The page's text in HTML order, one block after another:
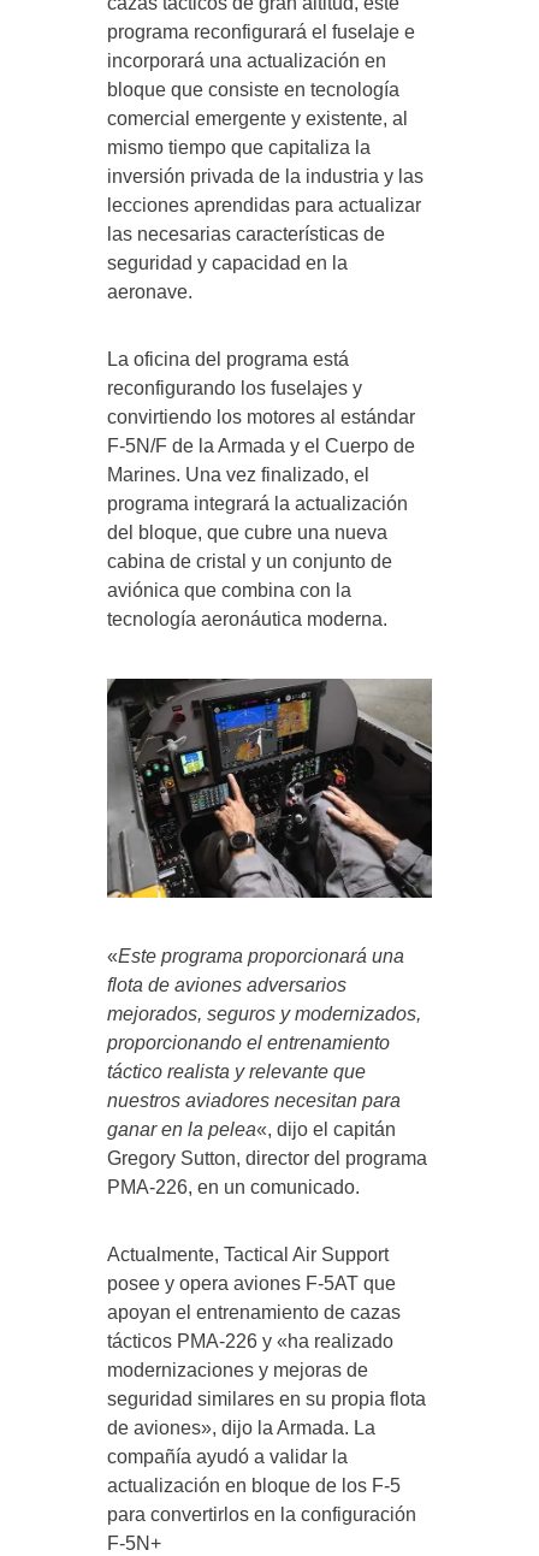
programa reconfigurará el fuselaje e
incorporará una actualización en
bloque que consiste en tecnología
comercial emergente y existente, al
mismo tiempo que capitaliza la
inversión privada de la industria y las
lecciones aprendidas para actualizar
las necesarias características de
seguridad y capacidad en la
aeronave.
La oficina del programa está
reconfigurando los fuselajes y
convirtiendo los motores al estándar
F-5N/F de la Armada y el Cuerpo de
Marines. Una vez finalizado, el
programa integrará la actualización
del bloque, que cubre una nueva
cabina de cristal y un conjunto de
aviónica que combina con la
tecnología aeronáutica moderna.
«Este programa proporcionará una
flota de aviones adversarios
mejorados, seguros y modernizados,
proporcionando el entrenamiento
táctico realista y relevante que
nuestros aviadores necesitan para
ganar en la pelea«, dijo el capitán
Gregory Sutton, director del programa
PMA-226, en un comunicado.
Actualmente, Tactical Air Support
posee y opera aviones F-5AT que
apoyan el entrenamiento de cazas
tácticos PMA-226 y «ha realizado
modernizaciones y mejoras de
seguridad similares en su propia flota
de aviones», dijo la Armada. La
compañía ayudó a validar la
actualización en bloque de los F-5
para convertirlos en la configuración
F-5N+